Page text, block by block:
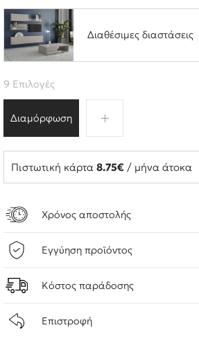
Διαθέσιμες διαστάσεις
Διαμόρφωση
9 Επιλογές
Πιστωτική κάρτα 8.75€ / μήνα άτοκα
Χρόνος αποστολής
Εγγύηση προϊόντος
Κόστος παράδοσης
Επιστροφή